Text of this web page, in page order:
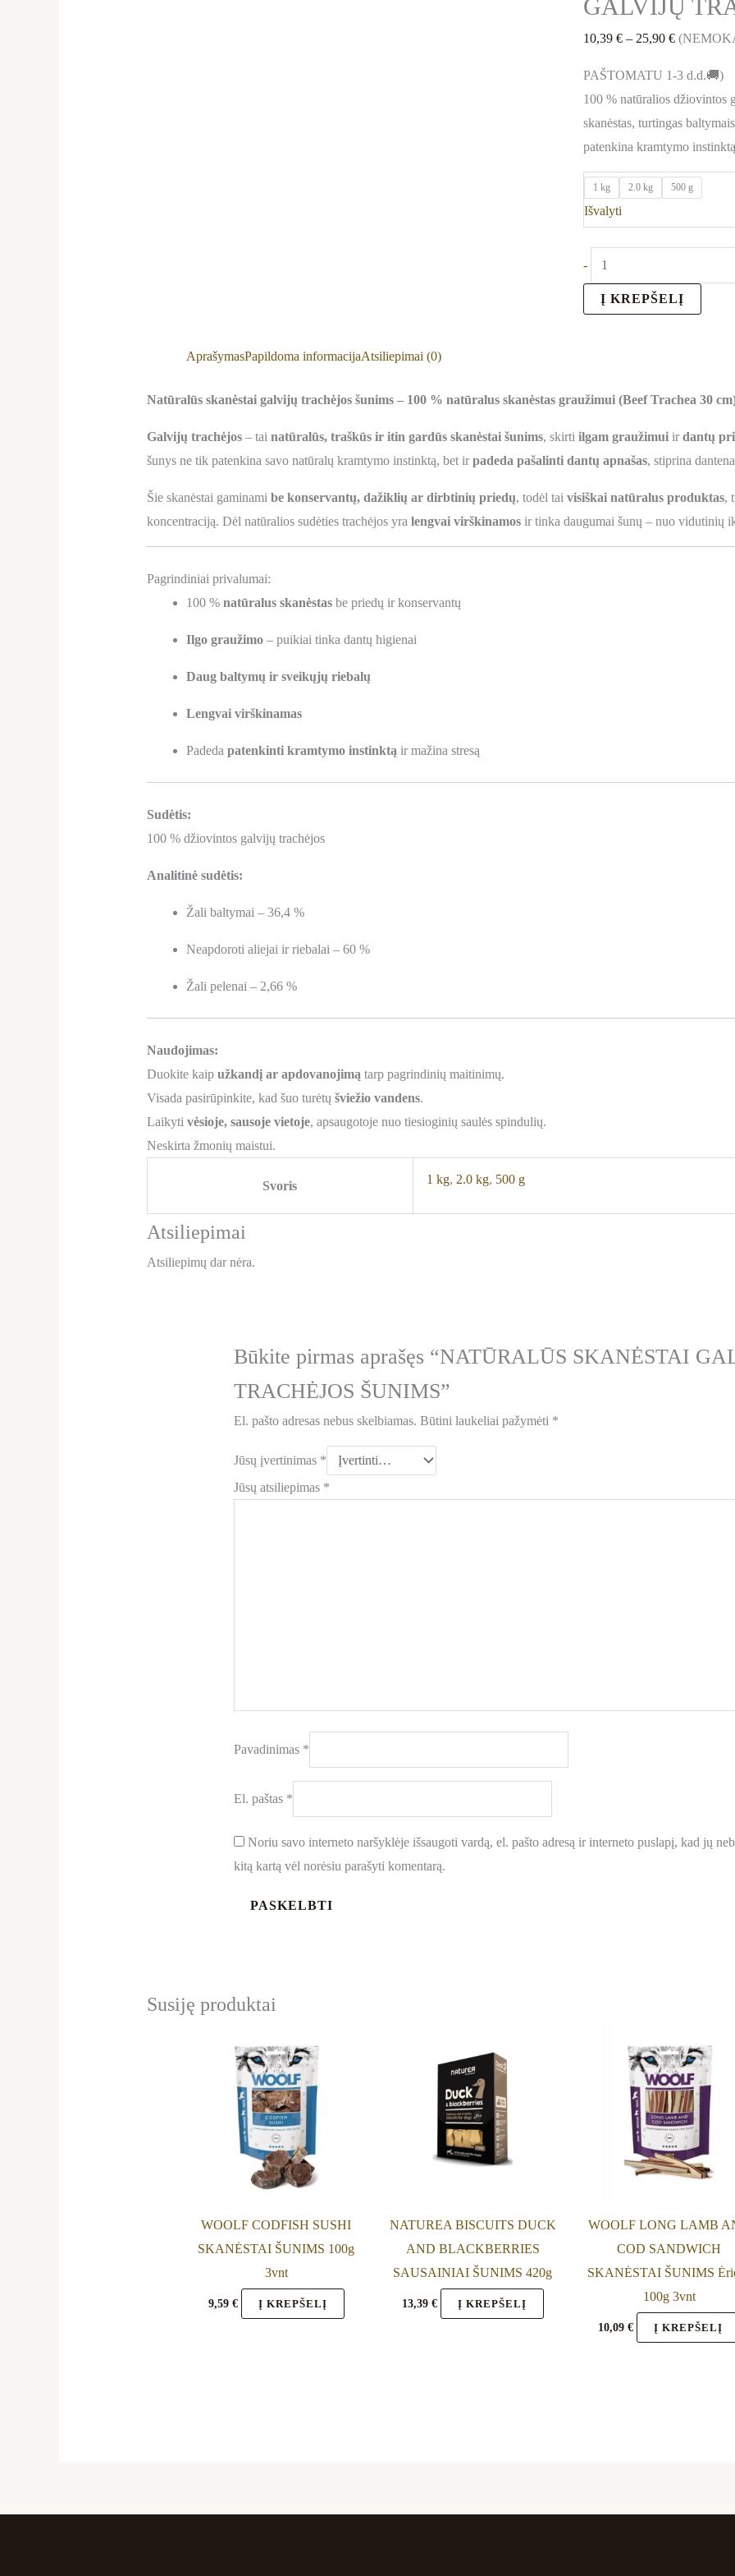
GALVIJŲ
10,39€ – 25,90€
PAŠTOMATU 1-3 d.d.🚚)
100 % natūralios džiovintos
skanėstas, turtingas
patenkina kramtymo
1 kg 2.0 kg 500 g
Išvalyti
-
Į KREPŠELĮ
AprašymasPapildoma informacijaAtsiliepimai (0)
Natūralūs skanėstai galvijų trachėjos šunims – 100 % natūralus skanėstas graužimui (Beef Trachea 30
Galvijų trachėjos– tai natūralūs, traškūs ir itin gardūs skanėstai šunims, skirti ilgam graužimuiir dantų
šunys ne tik patenkina savo natūralų kramtymo instinktą, bet ir padeda pašalinti dantų apnašas, stiprina
Šie skanėstai gaminami be konservantų, dažiklių ar dirbtinių priedų, todėl tai visiškai natūralus produktas,
koncentraciją. Dėl natūralios sudėties trachėjos yra lengvai virškinamosir tinka daugumai šunų – nuo vidutinių
Pagrindiniai privalumai:
100 % natūralus skanėstasbe priedų ir konservantų
Ilgo graužimo– puikiai tinka dantų higienai
Daug baltymų ir sveikųjų riebalų
Lengvai virškinamas
Padeda patenkinti kramtymo instinktą ir mažina stresą
Sudėtis:
100 % džiovintos galvijų trachėjos
Analitinė sudėtis:
Žali baltymai – 36,4 %
Neapdoroti aliejai ir riebalai – 60 %
Žali pelenai – 2,66 %
Naudojimas:
Duokite kaip užkandį ar apdovanojimą tarp pagrindinių maitinimų.
Visada pasirūpinkite, kad šuo turėtų šviežio vandens.
Laikyti vėsioje, sausoje vietoje, apsaugotoje nuo tiesioginių saulės spindulių.
Neskirta žmonių maistui.
Svoris 1 kg, 2.0 kg, 500 g
Atsiliepimai
Atsiliepimų dar nėra.
Būkite pirmas aprašęs “NATŪRALŪS SKANĖSTAI
TRACHĖJOS ŠUNIMS”
El. pašto adresas nebus skelbiamas. Būtini laukeliai pažymėti *
Jūsų įvertinimas *
Jūsų atsiliepimas *
Pavadinimas *
El. paštas *
Noriu savo interneto naršyklėje išsaugoti vardą, el. pašto adresą ir interneto puslapį, kad jų
kitą kartą vėl norėsiu parašyti komentarą.
Susiję produktai
WOOLF CODFISH SUSHI
SKANĖSTAI ŠUNIMS 100g
3vnt
9,59 € Į KREPŠELĮ
NATUREA BISCUITS DUCK
AND BLACKBERRIES
SAUSAINIAI ŠUNIMS 420g
13,39 € Į KREPŠELĮ
WOOLF LONG LAMB
COD SANDWICH
SKANĖSTAI ŠUNIMS
100g 3vnt
10,09€ Į KREPŠELĮ